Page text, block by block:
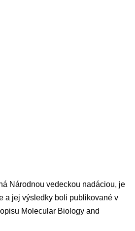
Národnou vedeckou nadáciou, je
a jej výsledky boli publikované v
Molecular Biology and